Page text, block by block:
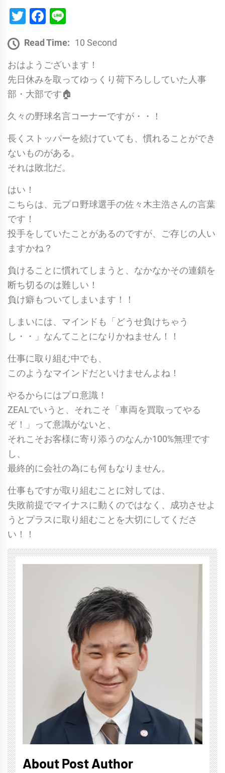
TwitterFacebook
Read Time: 10 Second
おはようございます！
先日休みを取ってゆっくり荷下ろししていた人事
部・大部です🏠
久々の野球名言コーナーですが・・！
長くストッパーを続けていても、慣れることができ
ないものがある。
それは敗北だ。
はい！
こちらは、元プロ野球選手の佐々木主浩さんの言葉
です！
投手をしていたことがあるのですが、ご存じの人い
ますかね？
負けることに慣れてしまうと、なかなかその連鎖を
断ち切るのは難しい！
負け癖もついてしまいます！！
しまいには、マインドも「どうせ負けちゃう
し・・」なんてことになりかねません！！
仕事に取り組む中でも、
このようなマインドだといけませんよね！
やるからにはプロ意識！
ZEALでいうと、それこそ「車両を買取ってやる
ぞ！」って意識がないと、
それこそお客様に寄り添うのなんか100%無理です
し、
最終的に会社の為にも何もなりません。
仕事もですが取り組むことに対しては、
失敗前提でマイナスに動くのではなく、成功させよ
うとプラスに取り組むことを大切にしてくださ
い！！
About Post Author